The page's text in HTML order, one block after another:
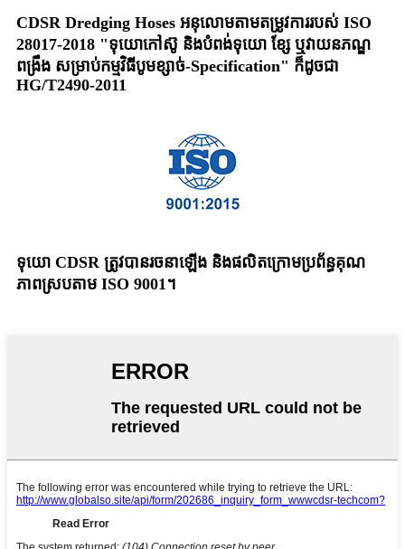
CDSR Dredging Hoses អនុលោមតាមតម្រូវការរបស់ ISO
28017-2018 "ទុយោកៅស៊ូ និងបំពង់ទុយោ ខ្សែ ឬវាយនភណ្ឌ
ពង្រឹង សម្រាប់កម្មវិធីបូមខ្សាច់-Specification" ក៏ដូចជា
HG/T2490-2011
ទុយោ CDSR ត្រូវបានរចនាឡើង និងផលិតក្រោមប្រព័ន្ធគុណ
ភាពស្របតាម ISO 9001។